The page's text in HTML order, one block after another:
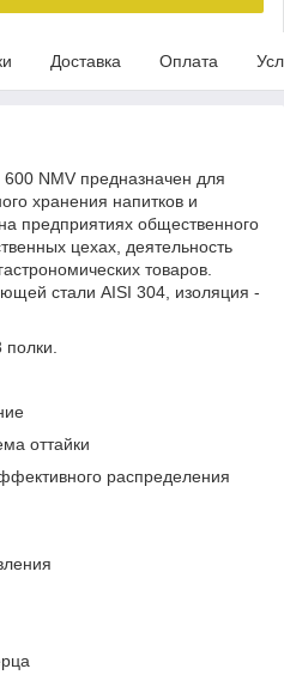
Доставка Оплата
NMV предназначен для
хранения напитков и
предприятиях общественного
цехах, деятельность
товаров.
стали AISI 304, изоляция -
оттайки
распределения